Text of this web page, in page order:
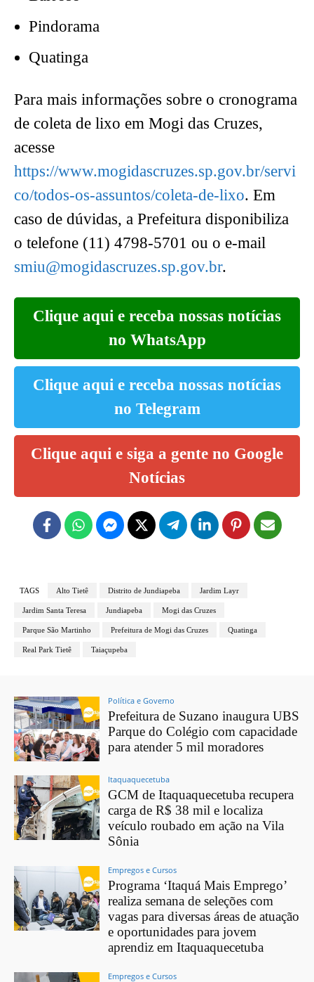
Pindorama
Quatinga
Para mais informações sobre o cronograma
de coleta de lixo em Mogi das Cruzes,
acesse
https://www.mogidascruzes.sp.gov.br/servi
co/todos-os-assuntos/coleta-de-lixo. Em
caso de dúvidas, a Prefeitura disponibiliza
o telefone (11) 4798-5701 ou o e-mail
smiu@mogidascruzes.sp.gov.br.
Clique aqui e receba nossas notícias
no WhatsApp
Clique aqui e receba nossas notícias
no Telegram
Clique aqui e siga a gente no Google
Notícias
TAGS Alto Tietê Distrito de Jundiapeba Jardim Layr
Jardim Santa Teresa Jundiapeba Mogi das Cruzes
Parque São Martinho Prefeitura de Mogi das Cruzes Quatinga
Real Park Tietê Taiaçupeba
Política e Governo
Prefeitura de Suzano inaugura UBS
Parque do Colégio com capacidade
para atender 5 mil moradores
Itaquaquecetuba
GCM de Itaquaquecetuba recupera
carga de R$ 38 mil e localiza
veículo roubado em ação na Vila
Sônia
Empregos e Cursos
Programa ‘Itaquá Mais Emprego’
realiza semana de seleções com
vagas para diversas áreas de atuação
e oportunidades para jovem
aprendiz em Itaquaquecetuba
Empregos e Cursos